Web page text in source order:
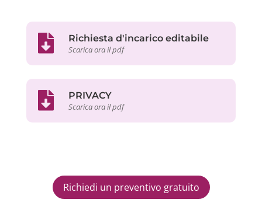
Richiesta d'incarico editabile
Scarica ora il pdf
PRIVACY
Scarica ora il pdf
Richiedi un preventivo gratuito